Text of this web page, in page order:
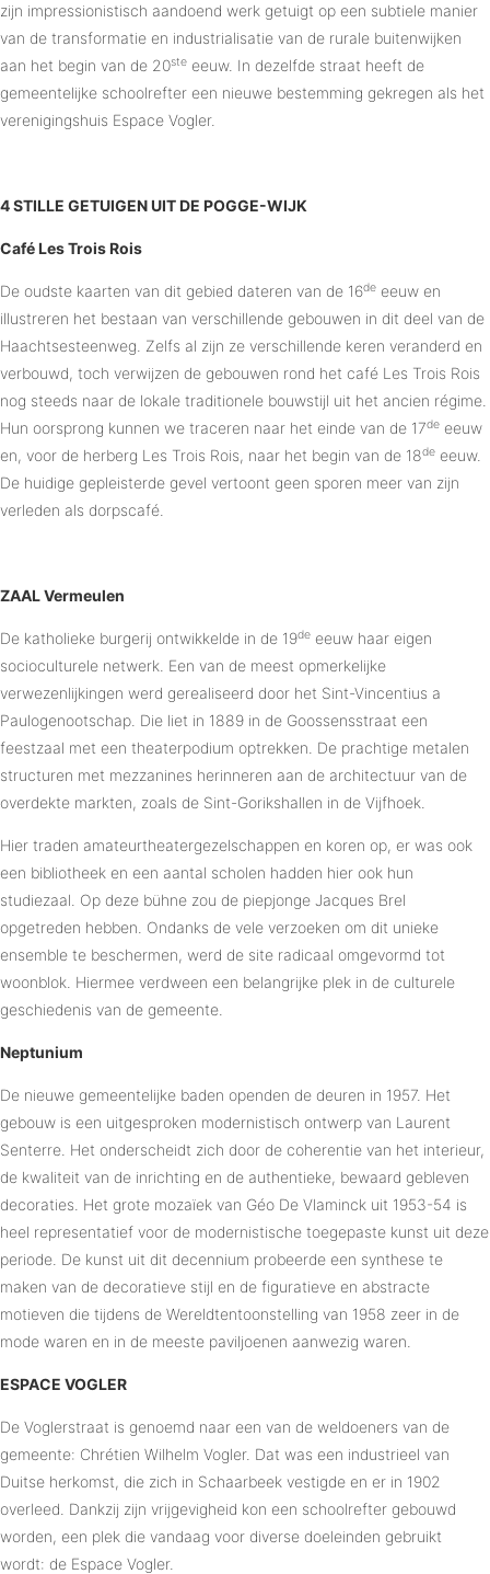
zijn impressionistisch aandoend werk getuigt op een subtiele manier
van de transformatie en industrialisatie van de rurale buitenwijken
aan het begin van de 20ste eeuw. In dezelfde straat heeft de
gemeentelijke schoolrefter een nieuwe bestemming gekregen als het
verenigingshuis Espace Vogler.
4 STILLE GETUIGEN UIT DE POGGE-WIJK
Café Les Trois Rois
De oudste kaarten van dit gebied dateren van de 16de eeuw en
illustreren het bestaan van verschillende gebouwen in dit deel van de
Haachtsesteenweg. Zelfs al zijn ze verschillende keren veranderd en
verbouwd, toch verwijzen de gebouwen rond het café Les Trois Rois
nog steeds naar de lokale traditionele bouwstijl uit het ancien régime.
Hun oorsprong kunnen we traceren naar het einde van de 17de eeuw
en, voor de herberg Les Trois Rois, naar het begin van de 18de eeuw.
De huidige gepleisterde gevel vertoont geen sporen meer van zijn
verleden als dorpscafé.
ZAAL Vermeulen
De katholieke burgerij ontwikkelde in de 19de eeuw haar eigen
socioculturele netwerk. Een van de meest opmerkelijke
verwezenlijkingen werd gerealiseerd door het Sint-Vincentius a
Paulogenootschap. Die liet in 1889 in de Goossensstraat een
feestzaal met een theaterpodium optrekken. De prachtige metalen
structuren met mezzanines herinneren aan de architectuur van de
overdekte markten, zoals de Sint-Gorikshallen in de Vijfhoek.
Hier traden amateurtheatergezelschappen en koren op, er was ook
een bibliotheek en een aantal scholen hadden hier ook hun
studiezaal. Op deze bühne zou de piepjonge Jacques Brel
opgetreden hebben. Ondanks de vele verzoeken om dit unieke
ensemble te beschermen, werd de site radicaal omgevormd tot
woonblok. Hiermee verdween een belangrijke plek in de culturele
geschiedenis van de gemeente.
Neptunium
De nieuwe gemeentelijke baden openden de deuren in 1957. Het
gebouw is een uitgesproken modernistisch ontwerp van Laurent
Senterre. Het onderscheidt zich door de coherentie van het interieur,
de kwaliteit van de inrichting en de authentieke, bewaard gebleven
decoraties. Het grote mozaïek van Géo De Vlaminck uit 1953-54 is
heel representatief voor de modernistische toegepaste kunst uit deze
periode. De kunst uit dit decennium probeerde een synthese te
maken van de decoratieve stijl en de figuratieve en abstracte
motieven die tijdens de Wereldtentoonstelling van 1958 zeer in de
mode waren en in de meeste paviljoenen aanwezig waren.
ESPACE VOGLER
De Voglerstraat is genoemd naar een van de weldoeners van de
gemeente: Chrétien Wilhelm Vogler. Dat was een industrieel van
Duitse herkomst, die zich in Schaarbeek vestigde en er in 1902
overleed. Dankzij zijn vrijgevigheid kon een schoolrefter gebouwd
worden, een plek die vandaag voor diverse doeleinden gebruikt
wordt: de Espace Vogler.